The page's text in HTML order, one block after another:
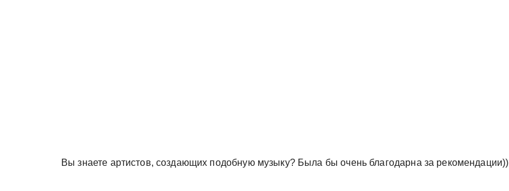
Вы знаете артистов, создающих подобную музыку? Была бы очень благодарна за рекомендации))